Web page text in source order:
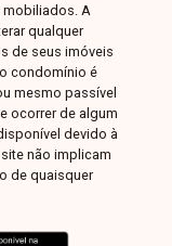
mobiliados. A
qualquer
de seus imóveis
condomínio é
mesmo passível
ocorrer de algum
devido à
não implicam
de quaisquer